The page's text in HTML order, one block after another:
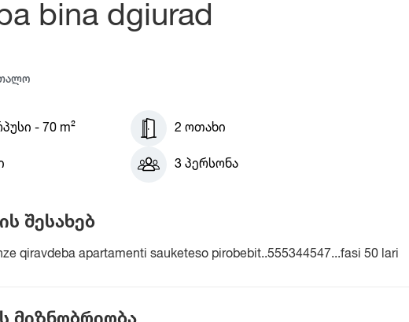
bina dgiurad
- 70 m² 2 ოთახი
3 პერსონა
შესახებ
qiravdeba apartamenti sauketeso pirobebit..555344547...fasi 50 lari